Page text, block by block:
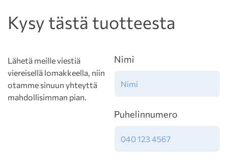
Kysy tästä tuotteesta
Lähetä meille viestiä
viereisellä lomakkeella, niin
otamme sinuun yhteyttä
mahdollisimman pian.
Nimi
Puhelinnumero